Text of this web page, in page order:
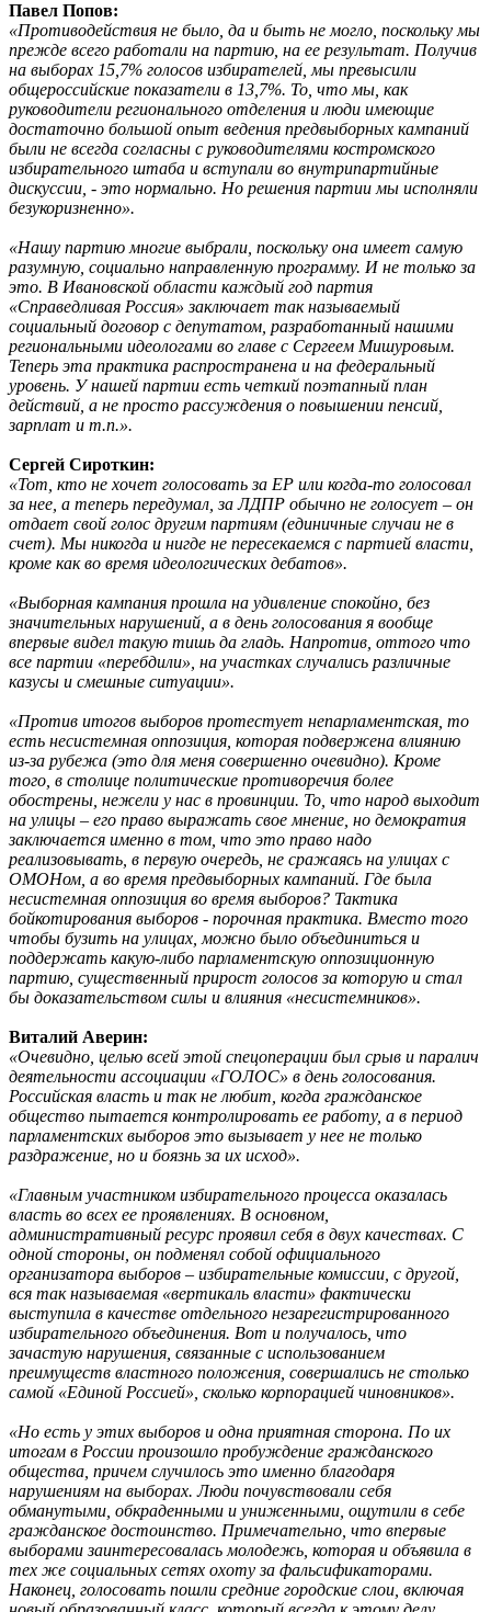
Павел Попов:
«Противодействия не было, да и быть не могло, поскольку мы
прежде всего работали на партию, на ее результат. Получив
на выборах 15,7% голосов избирателей, мы превысили
общероссийские показатели в 13,7%. То, что мы, как
руководители регионального отделения и люди имеющие
достаточно большой опыт ведения предвыборных кампаний
были не всегда согласны с руководителями костромского
избирательного штаба и вступали во внутрипартийные
дискуссии, - это нормально. Но решения партии мы исполняли
безукоризненно».
«Нашу партию многие выбрали, поскольку она имеет самую
разумную, социально направленную программу. И не только за
это. В Ивановской области каждый год партия
«Справедливая Россия» заключает так называемый
социальный договор с депутатом, разработанный нашими
региональными идеологами во главе с Сергеем Мишуровым.
Теперь эта практика распространена и на федеральный
уровень. У нашей партии есть четкий поэтапный план
действий, а не просто рассуждения о повышении пенсий,
зарплат и т.п.».
Сергей Сироткин:
«Тот, кто не хочет голосовать за ЕР или когда-то голосовал
за нее, а теперь передумал, за ЛДПР обычно не голосует – он
отдает свой голос другим партиям (единичные случаи не в
счет). Мы никогда и нигде не пересекаемся с партией власти,
кроме как во время идеологических дебатов».
«Выборная кампания прошла на удивление спокойно, без
значительных нарушений, а в день голосования я вообще
впервые видел такую тишь да гладь. Напротив, оттого что
все партии «перебдили», на участках случались различные
казусы и смешные ситуации».
«Против итогов выборов протестует непарламентская, то
есть несистемная оппозиция, которая подвержена влиянию
из-за рубежа (это для меня совершенно очевидно). Кроме
того, в столице политические противоречия более
обострены, нежели у нас в провинции. То, что народ выходит
на улицы – его право выражать свое мнение, но демократия
заключается именно в том, что это право надо
реализовывать, в первую очередь, не сражаясь на улицах с
ОМОНом, а во время предвыборных кампаний. Где была
несистемная оппозиция во время выборов? Тактика
бойкотирования выборов - порочная практика. Вместо того
чтобы бузить на улицах, можно было объединиться и
поддержать какую-либо парламентскую оппозиционную
партию, существенный прирост голосов за которую и стал
бы доказательством силы и влияния «несистемников».
Виталий Аверин:
«Очевидно, целью всей этой спецоперации был срыв и паралич
деятельности ассоциации «ГОЛОС» в день голосования.
Российская власть и так не любит, когда гражданское
общество пытается контролировать ее работу, а в период
парламентских выборов это вызывает у нее не только
раздражение, но и боязнь за их исход».
«Главным участником избирательного процесса оказалась
власть во всех ее проявлениях. В основном,
административный ресурс проявил себя в двух качествах. С
одной стороны, он подменял собой официального
организатора выборов – избирательные комиссии, с другой,
вся так называемая «вертикаль власти» фактически
выступила в качестве отдельного незарегистрированного
избирательного объединения. Вот и получалось, что
зачастую нарушения, связанные с использованием
преимуществ властного положения, совершались не столько
самой «Единой Россией», сколько корпорацией чиновников».
«Но есть у этих выборов и одна приятная сторона. По их
итогам в России произошло пробуждение гражданского
общества, причем случилось это именно благодаря
нарушениям на выборах. Люди почувствовали себя
обманутыми, обкраденными и униженными, ощутили в себе
гражданское достоинство. Примечательно, что впервые
выборами заинтересовалась молодежь, которая и объявила в
тех же социальных сетях охоту за фальсификаторами.
Наконец, голосовать пошли средние городские слои, включая